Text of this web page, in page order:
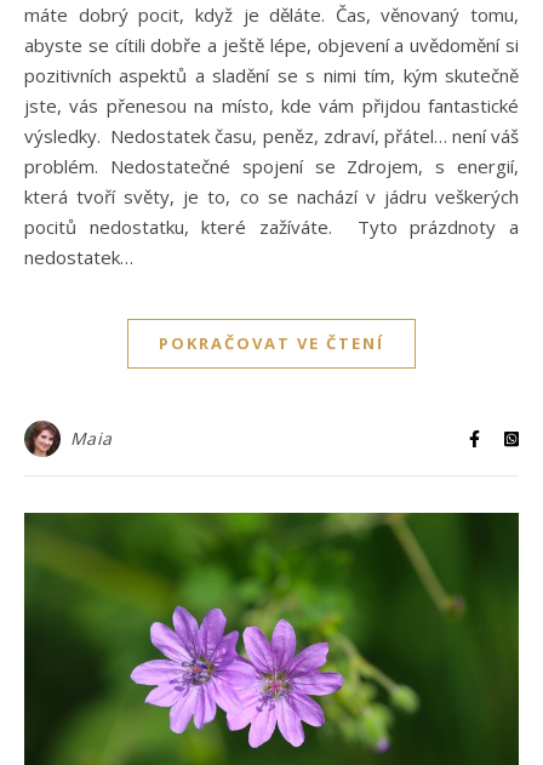
máte dobrý pocit, když je děláte. Čas, věnovaný tomu,
abyste se cítili dobře a ještě lépe, objevení a uvědomění si
pozitivních aspektů a sladění se s nimi tím, kým skutečně
jste, vás přenesou na místo, kde vám přijdou fantastické
výsledky. Nedostatek času, peněz, zdraví, přátel… není váš
problém. Nedostatečné spojení se Zdrojem, s energií,
která tvoří světy, je to, co se nachází v jádru veškerých
pocitů nedostatku, které zažíváte. Tyto prázdnoty a
nedostatek…
POKRAČOVAT VE ČTENÍ
Maia